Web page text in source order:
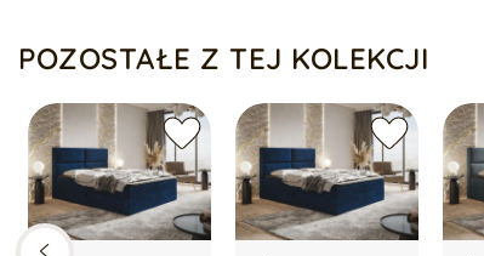
Łóżko kontynentalne wyposażone w dwa pojemniki
Materac główny – sprężyny kieszeniowe bonell,
Topper z pianki wysoko elastycznej w
Automaty sprężynowe ułatwiające otwieranie
POZOSTAŁE Z TEJ KOLEKCJI